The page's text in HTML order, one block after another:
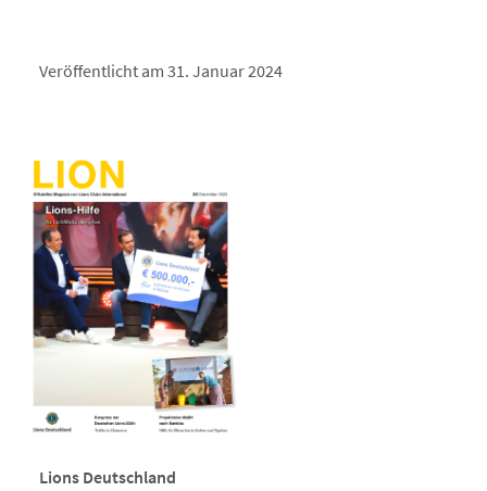
Veröffentlicht am 31. Januar 2024
Lions Deutschland